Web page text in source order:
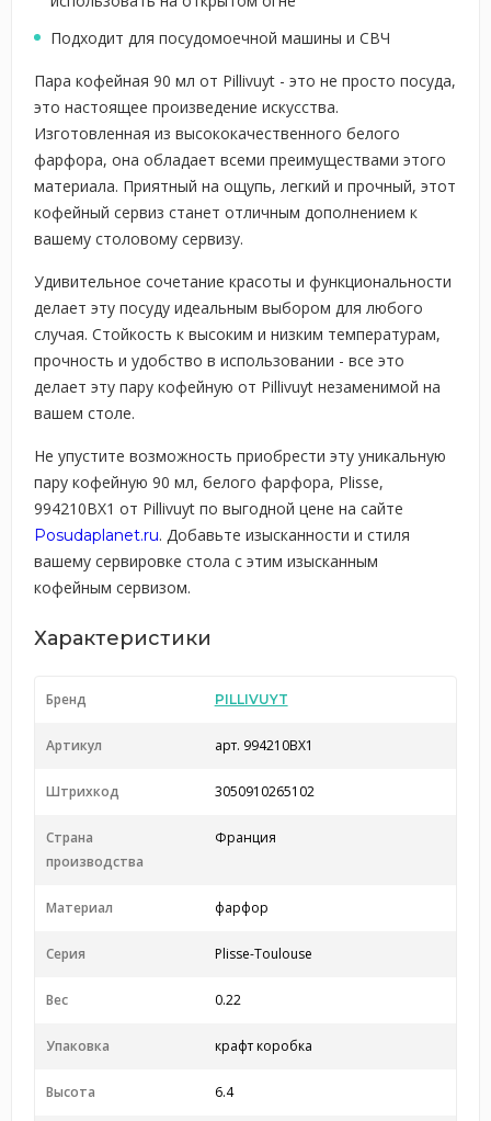
Подходит для посудомоечной машины и СВЧ
Пара кофейная 90 мл от Pillivuyt - это не просто посуда,
это настоящее произведение искусства.
Изготовленная из высококачественного белого
фарфора, она обладает всеми преимуществами этого
материала. Приятный на ощупь, легкий и прочный, этот
кофейный сервиз станет отличным дополнением к
вашему столовому сервизу.
Удивительное сочетание красоты и функциональности
делает эту посуду идеальным выбором для любого
случая. Стойкость к высоким и низким температурам,
прочность и удобство в использовании - все это
делает эту пару кофейную от Pillivuyt незаменимой на
вашем столе.
Не упустите возможность приобрести эту уникальную
пару кофейную 90 мл, белого фарфора, Plisse,
994210BX1 от Pillivuyt по выгодной цене на сайте
Posudaplanet.ru. Добавьте изысканности и стиля
вашему сервировке стола с этим изысканным
кофейным сервизом.
Характеристики
Бренд PILLIVUYT
Артикул арт. 994210BX1
Штрихкод 3050910265102
Страна
производства
Франция
Материал фарфор
Серия Plisse-Toulouse
Вес 0.22
Упаковка крафт коробка
Высота 6.4